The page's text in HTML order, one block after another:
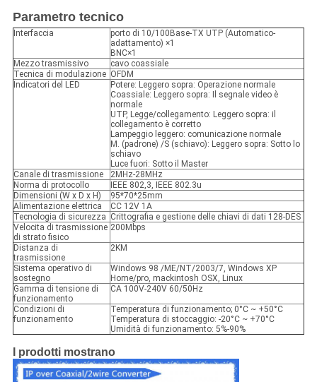
Parametro tecnico
Interfaccia
porto di 10/100Base-TX UTP (Automatico-
adattamento) ×1
BNC×1
Mezzo trasmissivo
cavo coassiale
Tecnica di modulazione OFDM
Indicatori del LED
Potere: Leggero sopra: Operazione normale
Coassiale: Leggero sopra: Il segnale video è
normale
UTP, Legge/collegamento: Leggero sopra: il
collegamento è corretto
Lampeggio leggero: comunicazione normale
M. (padrone) /S (schiavo): Leggero sopra: Sotto lo
schiavo
Luce fuori: Sotto il Master
Canale di trasmissione
2MHz-28MHz
Norma di protocollo
IEEE 802,3, IEEE 802.3u
Dimensioni (W x D x H)
95*70*25mm
Alimentazione elettrica
CC 12V 1A
Tecnologia di sicurezza Crittografia e gestione delle chiavi di dati 128-DES
Velocita di trasmissione
di strato fisico
200Mbps
Distanza di
trasmissione
2KM
Sistema operativo di
sostegno
Windows 98 /ME/NT/2003/7, Windows XP
Home/pro, mackintosh OSX, Linux
Gamma di tensione di
funzionamento
CA 100V-240V 60/50Hz
Condizioni di
funzionamento
Temperatura di funzionamento; 0°C ~ +50°C
Temperatura di stoccaggio: -20°C ~ +70°C
Umidità di funzionamento: 5%-90%
I prodotti mostrano